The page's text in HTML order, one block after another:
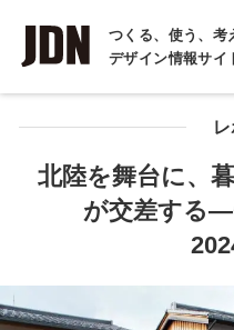
つくる、使う、考
デザイン情報サイ
INTERVIEW
インタビュー
REPORT
COLUMN
北陸を舞台に、
が交差する